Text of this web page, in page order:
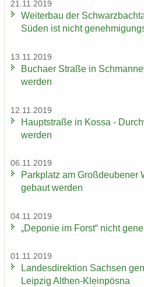
21.11.2019
Wei­ter­bau der
Süden ist nicht
13.11.2019
Bu­ch­a­er Stra­ße in
wer­den
12.11.2019
Haupt­stra­ße in Kossa -
wer­den
06.11.2019
Park­platz am Groß­deu­be­ner
ge­baut wer­den
04.11.2019
„De­po­nie im Forst“ nicht
01.11.2019
Lan­des­di­rek­ti­on Sach­sen
Leip­zig Althen-​Kleinpösna